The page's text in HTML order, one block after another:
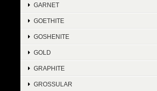
GARNET
GOETHITE
GOSHENITE
GOLD
GRAPHITE
GROSSULAR